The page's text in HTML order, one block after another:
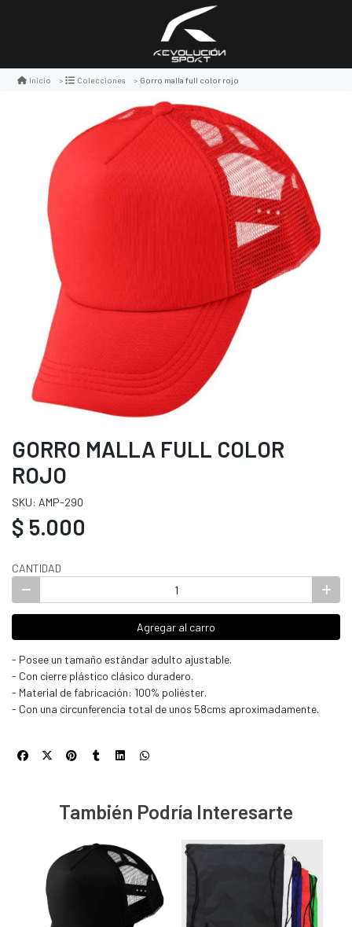
Inicio Colecciones Gorro malla full color rojo
GORRO MALLA FULL COLOR
ROJO
SKU: AMP-290
$ 5.000
CANTIDAD
Agregar al carro
- Posee un tamaño estándar adulto ajustable.
- Con cierre plástico clásico duradero.
- Material de fabricación: 100% poliéster.
- Con una circunferencia total de unos 58cms aproximadamente.
También Podría Interesarte